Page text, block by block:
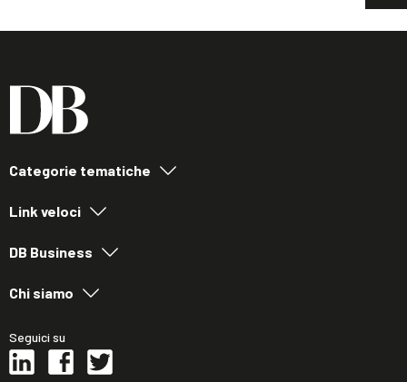
Categorie tematiche
Link veloci
DB Business
Chi siamo
Seguici su